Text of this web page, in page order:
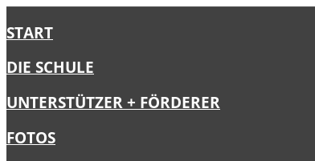
START
DIE SCHULE
UNTERSTÜTZER + FÖRDERER
FOTOS